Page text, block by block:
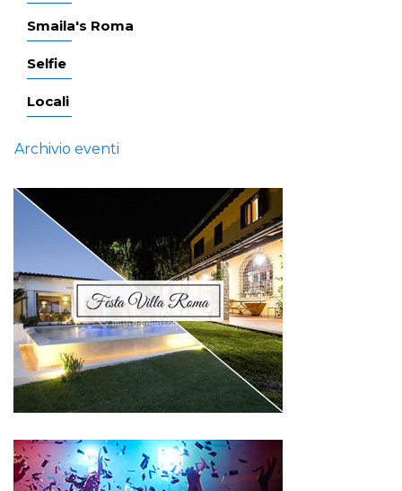
Smaila's Roma
Selfie
Locali
Archivio eventi